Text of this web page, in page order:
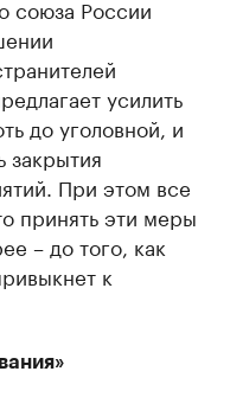
союза России
усилить
до уголовной, и
закрытия
При этом все
принять эти меры
– до того, как
к